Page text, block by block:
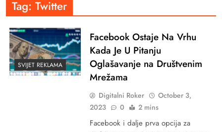
Tag: Twitter
SVIJET REKLAMA
Facebook Ostaje Na Vrhu
Kada Je U Pitanju
Oglašavanje na Društvenim
Mrežama
Digitalni Roker
October 3,
2023
0 2 mins
Facebook i dalje prva opcija za